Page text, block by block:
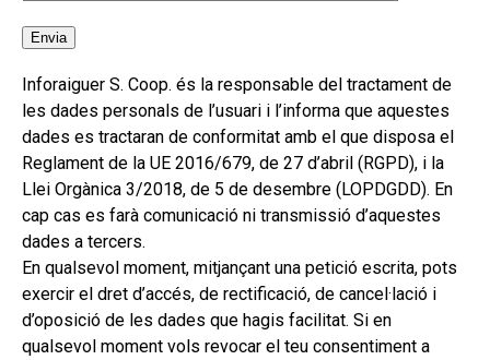
Inforaiguer S. Coop. és la responsable del tractament de
les dades personals de l’usuari i l’informa que aquestes
dades es tractaran de conformitat amb el que disposa el
Reglament de la UE 2016/679, de 27 d’abril (RGPD), i la
Llei Orgànica 3/2018, de 5 de desembre (LOPDGDD). En
cap cas es farà comunicació ni transmissió d’aquestes
dades a tercers.
En qualsevol moment, mitjançant una petició escrita, pots
exercir el dret d’accés, de rectificació, de cancel·lació i
d’oposició de les dades que hagis facilitat. Si en
qualsevol moment vols revocar el teu consentiment a